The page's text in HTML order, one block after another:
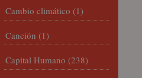
Cambio climático (1)
Canción (1)
Capital Humano (238)